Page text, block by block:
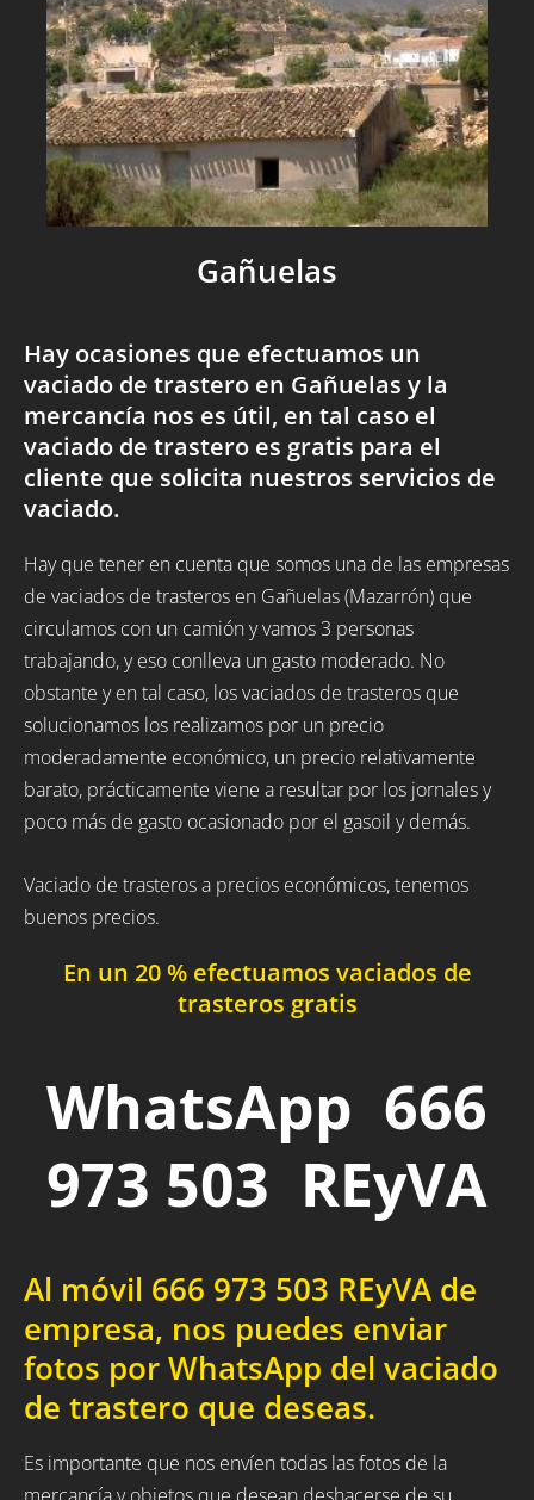
Gañuelas
Hay ocasiones que efectuamos un
vaciado de trastero en Gañuelas y la
mercancía nos es útil, en tal caso el
vaciado de trastero es gratis para el
cliente que solicita nuestros servicios de
vaciado.
Hay que tener en cuenta que somos una de las empresas
de vaciados de trasteros en Gañuelas (Mazarrón) que
circulamos con un camión y vamos 3 personas
trabajando, y eso conlleva un gasto moderado. No
obstante y en tal caso, los vaciados de trasteros que
solucionamos los realizamos por un precio
moderadamente económico, un precio relativamente
barato, prácticamente viene a resultar por los jornales y
poco más de gasto ocasionado por el gasoil y demás.
Vaciado de trasteros a precios económicos, tenemos
buenos precios.
En un 20 % efectuamos vaciados de
trasteros gratis
WhatsApp 666
973 503 REyVA
Al móvil 666 973 503 REyVA de
empresa, nos puedes enviar
fotos por WhatsApp del vaciado
de trastero que deseas.
Es importante que nos envíen todas las fotos de la